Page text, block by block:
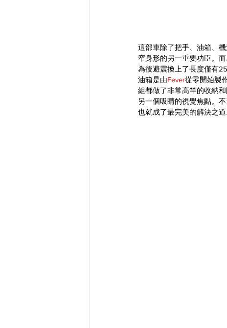
這部車除了把手、油箱、
窄身形的另一重要功臣。
為後避震換上了長度僅有
油箱是由Fever從零開始製
組都做了非常高竿的收納
另一個吸睛的視覺焦點。
也就成了最完美的解決之道